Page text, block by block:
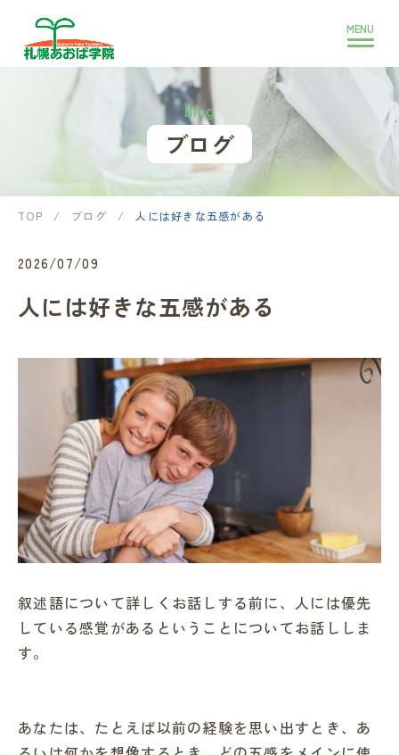
Blog
ブログ
TOP / ブログ / 人には好きな五感がある
2026/07/09
人には好きな五感がある
叙述語について詳しくお話しする前に、人には優先
している感覚があるということについてお話ししま
す。
あなたは、たとえば以前の経験を思い出すとき、あ